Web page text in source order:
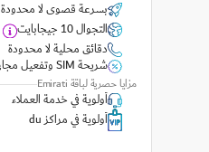
بسرعة قصوى لا محدودة
التجوال 10 جيجابايت
دقائق محلية لا محدودة
شريحة SIM وتفعيل مجاني
مزايا حصرية لباقة Emirati
أولوية في خدمة العملاء
أولوية في مراكز du